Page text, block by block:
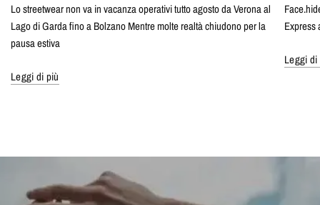
Lo streetwear non va in vacanza operativi tutto agosto da Verona al
Lago di Garda fino a Bolzano Mentre molte realtà chiudono per la
pausa estiva
Leggi di più
Express
Leggi